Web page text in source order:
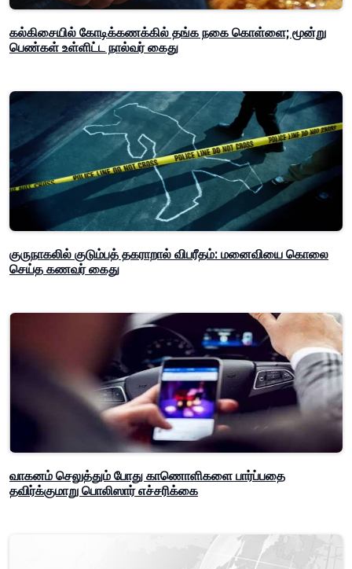
கல்கிசையில் கோடிக்கணக்கில் தங்க நகை கொள்ளை; மூன்று
பெண்கள் உள்ளிட்ட நால்வர் கைது
குருநாகலில் குடும்பத் தகராறால் விபரீதம்: மனைவியை கொலை
செய்த கணவர் கைது
வாகனம் செலுத்தும் போது காணொளிகளை பார்ப்பதை
தவிர்க்குமாறு பொலிஸார் எச்சரிக்கை